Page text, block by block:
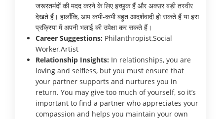
जरूरतमंदों की मदद करने के लिए इच्छुक हैं और अक्सर बड़ी तस्वीर
देखते हैं। हालाँकि, आप कभी-कभी बहुत आदर्शवादी हो सकते हैं या इस
प्रक्रिया में अपनी भलाई की उपेक्षा कर सकते हैं।
Career Suggestions: Philanthropist,Social
Worker,Artist
Relationship Insights: In relationships, you are
loving and selfless, but you must ensure that
your partner supports and nurtures you in
return. You may give too much of yourself, so it’s
important to find a partner who appreciates your
compassion and helps you maintain your own